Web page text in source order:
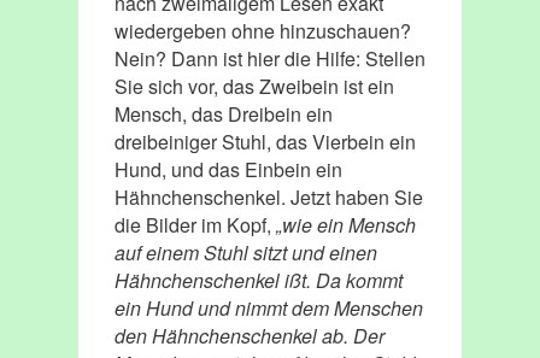
wiedergeben ohne hinzuschauen?
Nein? Dann ist hier die Hilfe: Stellen
Sie sich vor, das Zweibein ist ein
Mensch, das Dreibein ein
dreibeiniger Stuhl, das Vierbein ein
Hund, und das Einbein ein
Hähnchenschenkel. Jetzt haben Sie
die Bilder im Kopf, „wie ein Mensch
auf einem Stuhl sitzt und einen
Hähnchenschenkel ißt. Da kommt
ein Hund und nimmt dem Menschen
den Hähnchenschenkel ab. Der